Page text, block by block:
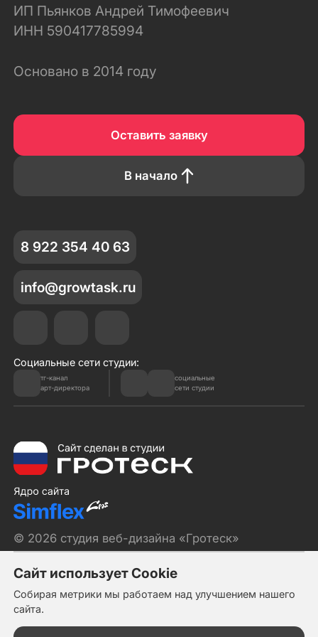
Сайт использует Cookie
Собирая метрики мы работаем над улучшением нашего
сайта.
Сайт Консультация
ИП Пьянков Андрей Тимофеевич
ИНН 590417785994
Основано в 2014 году
Оставить заявку
В начало
8 922 354 40 63
info@growtask.ru
Социальные сети студии:
тг-канал
арт-директора
социальные
сети студии
© 2026 студия веб-дизайна «Гротеск»
Политика обработки персональных данных